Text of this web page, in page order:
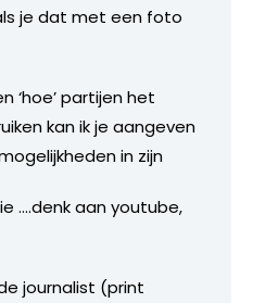
je dat met een foto
‘hoe’ partijen het
kan ik je aangeven
in zijn
….denk aan youtube,
journalist (print